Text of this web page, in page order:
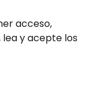
acceso,
lea y acepte los